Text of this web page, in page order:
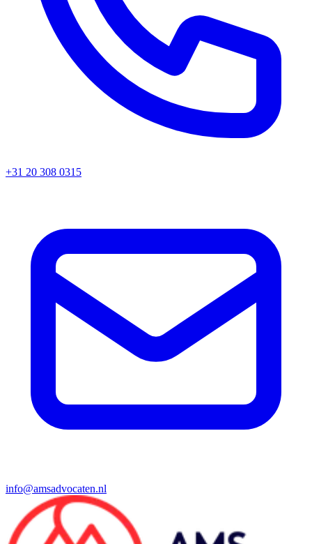
+31 20 308 0315
info@amsadvocaten.nl